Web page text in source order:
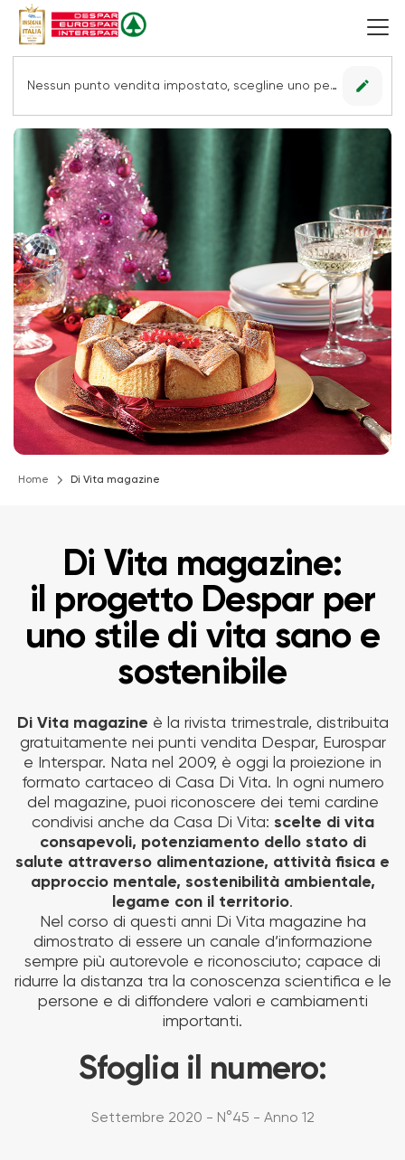
Nessun punto vendita impostato, scegline uno per vedere le offerte. edit
Home Di Vita magazine
Di Vita magazine:
il progetto Despar per
uno stile di vita sano e
sostenibile
Di Vita magazine è la rivista trimestrale, distribuita
gratuitamente nei punti vendita Despar, Eurospar
e Interspar. Nata nel 2009, è oggi la proiezione in
formato cartaceo di Casa Di Vita. In ogni numero
del magazine, puoi riconoscere dei temi cardine
condivisi anche da Casa Di Vita: scelte di vita
consapevoli, potenziamento dello stato di
salute attraverso alimentazione, attività fisica e
approccio mentale, sostenibilità ambientale,
legame con il territorio.
Nel corso di questi anni Di Vita magazine ha
dimostrato di essere un canale d’informazione
sempre più autorevole e riconosciuto; capace di
ridurre la distanza tra la conoscenza scientifica e le
persone e di diffondere valori e cambiamenti
importanti.
Sfoglia il numero:
Settembre 2020 - N°45 - Anno 12